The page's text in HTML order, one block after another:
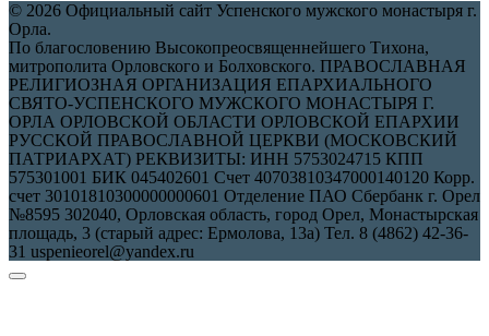
© 2026 Официальный сайт Успенского мужского монастыря г.
Орла.
По благословению Высокопреосвященнейшего Тихона,
митрополита Орловского и Болховского. ПРАВОСЛАВНАЯ
РЕЛИГИОЗНАЯ ОРГАНИЗАЦИЯ ЕПАРХИАЛЬНОГО
СВЯТО-УСПЕНСКОГО МУЖСКОГО МОНАСТЫРЯ Г.
ОРЛА ОРЛОВСКОЙ ОБЛАСТИ ОРЛОВСКОЙ ЕПАРХИИ
РУССКОЙ ПРАВОСЛАВНОЙ ЦЕРКВИ (МОСКОВСКИЙ
ПАТРИАРХАТ) РЕКВИЗИТЫ: ИНН 5753024715 КПП
575301001 БИК 045402601 Счет 40703810347000140120 Корр.
счет 30101810300000000601 Отделение ПАО Сбербанк г. Орел
№8595 302040, Орловская область, город Орел, Монастырская
площадь, 3 (старый адрес: Ермолова, 13а) Тел. 8 (4862) 42-36-
31 uspenieorel@yandex.ru